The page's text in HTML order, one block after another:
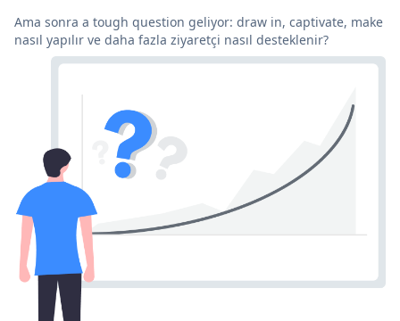
Ama sonra a tough question geliyor: draw in, captivate, make
nasıl yapılır ve daha fazla ziyaretçi nasıl desteklenir?